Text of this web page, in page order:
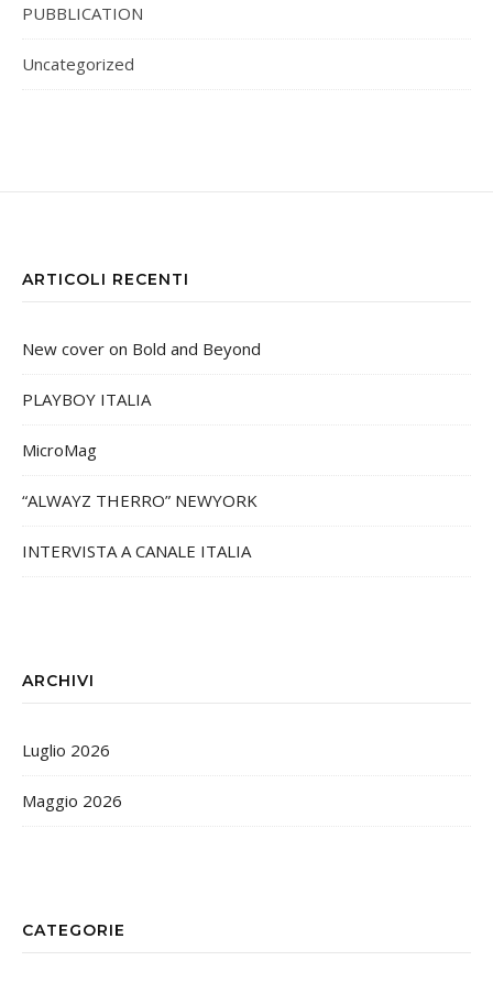
PUBBLICATION
Uncategorized
ARTICOLI RECENTI
New cover on Bold and Beyond
PLAYBOY ITALIA
MicroMag
“ALWAYZ THERRO” NEWYORK
INTERVISTA A CANALE ITALIA
ARCHIVI
Luglio 2026
Maggio 2026
CATEGORIE